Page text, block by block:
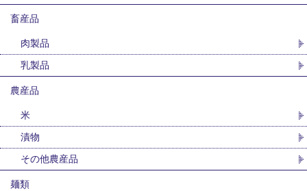
畜産品
肉製品
乳製品
農産品
米
漬物
その他農産品
麺類